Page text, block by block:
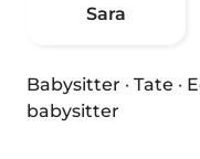
Sara
Babysitter · Tate ·
babysitter